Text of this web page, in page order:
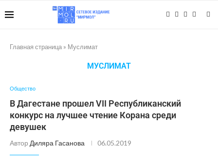
Главная страница » Муслимат
МУСЛИМАТ
Общество
В Дагестане прошел VII Республиканский
конкурс на лучшее чтение Корана среди
девушек
Автор Диляра Гасанова 06.05.2019